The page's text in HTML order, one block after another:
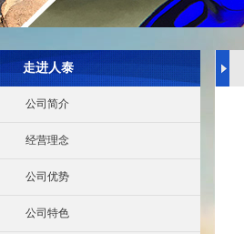
走进人泰
公司简介
经营理念
公司优势
公司特色